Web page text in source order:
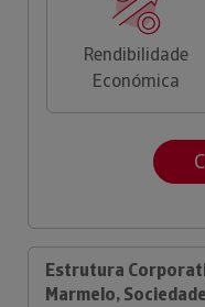
Rendibilidade
Económica
Estrutura
Marmelo,